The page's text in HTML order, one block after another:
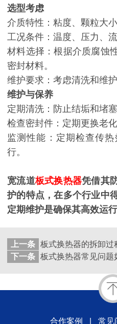
选型考虑
介质特性：粘度、颗粒大
工况条件：温度、压力、流
材料选择：根据介质腐蚀
密封材料。
维护要求：考虑清洗和维护
维护与保养
定期清洗：防止结垢和堵塞
检查密封件：定期更换老
监测性能：定期检查传
行。
宽流道板式换热器凭借其
护的特点，在多个行业中
定期维护是确保其高效运行
上一条 板式换热器的拆卸过
下一条 板式换热器常见问题
合作案例 常见